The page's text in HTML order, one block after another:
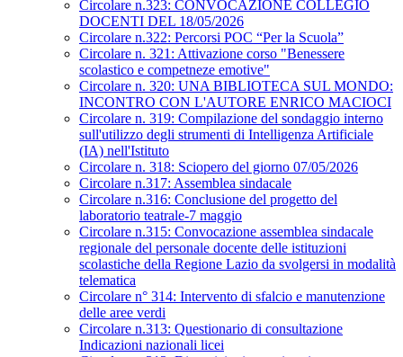
Circolare n.323: CONVOCAZIONE COLLEGIO
DOCENTI DEL 18/05/2026
Circolare n.322: Percorsi POC “Per la Scuola”
Circolare n. 321: Attivazione corso "Benessere
scolastico e competneze emotive"
Circolare n. 320: UNA BIBLIOTECA SUL MONDO:
INCONTRO CON L'AUTORE ENRICO MACIOCI
Circolare n. 319: Compilazione del sondaggio interno
sull'utilizzo degli strumenti di Intelligenza Artificiale
(IA) nell'Istituto
Circolare n. 318: Sciopero del giorno 07/05/2026
Circolare n.317: Assemblea sindacale
Circolare n.316: Conclusione del progetto del
laboratorio teatrale-7 maggio
Circolare n.315: Convocazione assemblea sindacale
regionale del personale docente delle istituzioni
scolastiche della Regione Lazio da svolgersi in modalità
telematica
Circolare n° 314: Intervento di sfalcio e manutenzione
delle aree verdi
Circolare n.313: Questionario di consultazione
Indicazioni nazionali licei